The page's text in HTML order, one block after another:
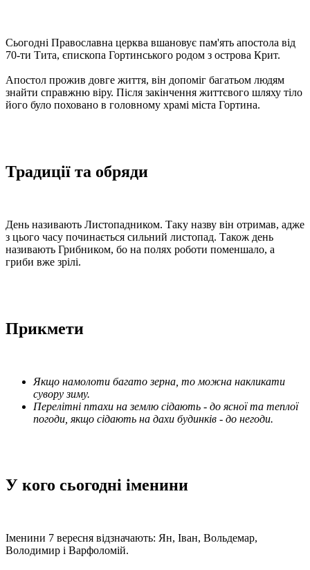
Сьогодні Православна церква вшановує пам'ять апостола від
70-ти Тита, єпископа Гортинського родом з острова Крит.
Апостол прожив довге життя, він допоміг багатьом людям
знайти справжню віру. Після закінчення життєвого шляху тіло
його було поховано в головному храмі міста Гортина.
Традиції та обряди
День називають Листопадником. Таку назву він отримав, адже
з цього часу починається сильний листопад. Також день
називають Грибником, бо на полях роботи поменшало, а
гриби вже зрілі.
Прикмети
Якщо намолоти багато зерна, то можна накликати
сувору зиму.
Перелітні птахи на землю сідають - до ясної та теплої
погоди, якщо сідають на дахи будинків - до негоди.
У кого сьогодні іменини
Іменини 7 вересня відзначають: Ян, Іван, Вольдемар,
Володимир і Варфоломій.